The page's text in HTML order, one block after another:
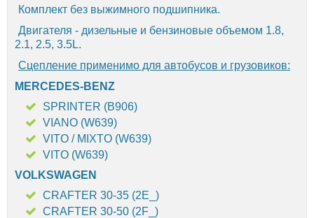
Комплект без выжимного подшипника.
Двигателя - дизельные и бензиновые объемом 1.8,
2.1, 2.5, 3.5L.
Сцепление применимо для автобусов и грузовиков:
MERCEDES-BENZ
SPRINTER (B906)
VIANO (W639)
VITO / MIXTO (W639)
VITO (W639)
VOLKSWAGEN
CRAFTER 30-35 (2E_)
CRAFTER 30-50 (2F_)